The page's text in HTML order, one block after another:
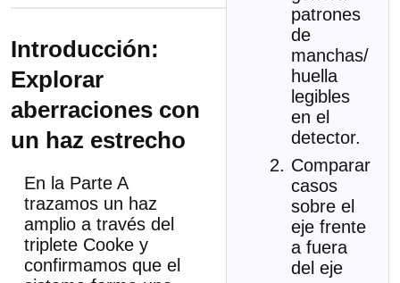
patrones
de
manchas/
huella
legibles
en el
detector.
Comparar
casos
sobre el
eje frente
a fuera
del eje
Introducción:
Explorar
aberraciones con
un haz estrecho
En la Parte A
trazamos un haz
amplio a través del
triplete Cooke y
confirmamos que el